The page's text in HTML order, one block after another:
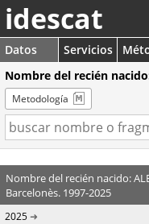
idescat
Datos Servicios
Nombre del recién
Metodología
Nombre del recién nacido:
Barcelonès. 1997-2025
2025